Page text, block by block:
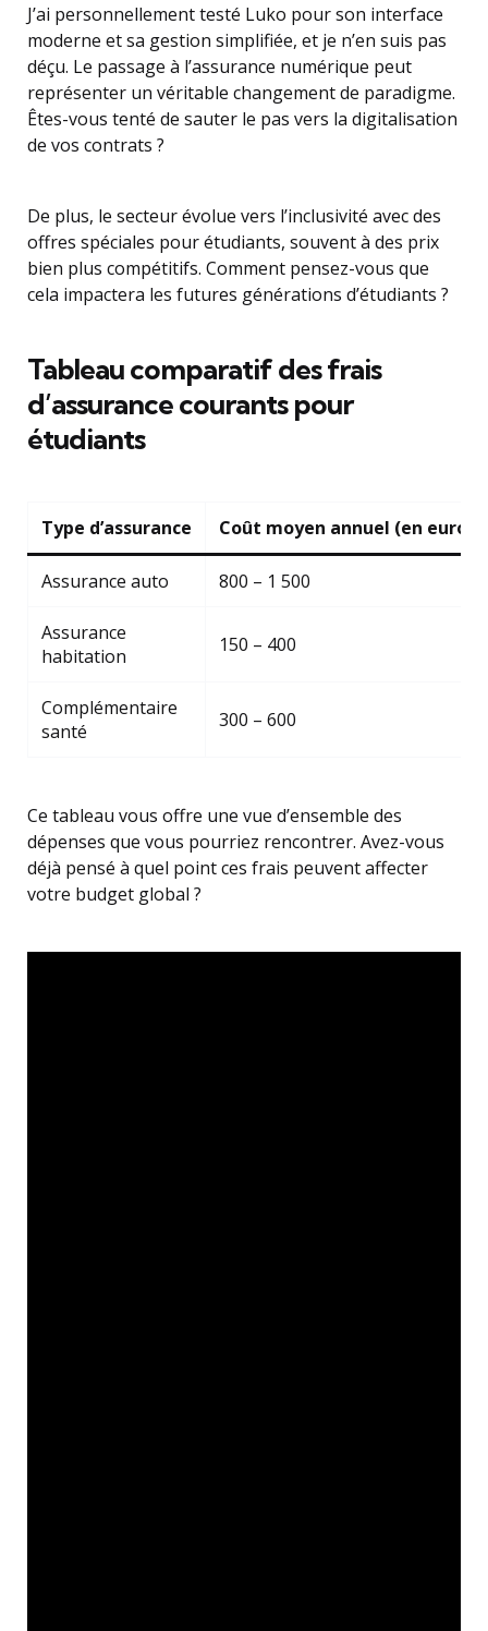
J’ai personnellement testé Luko pour son interface
moderne et sa gestion simplifiée, et je n’en suis pas
déçu. Le passage à l’assurance numérique peut
représenter un véritable changement de paradigme.
Êtes-vous tenté de sauter le pas vers la digitalisation
de vos contrats ?
De plus, le secteur évolue vers l’inclusivité avec des
offres spéciales pour étudiants, souvent à des prix
bien plus compétitifs. Comment pensez-vous que
cela impactera les futures générations d’étudiants ?
Tableau comparatif des frais
d’assurance courants pour
étudiants
Type d’assurance Coût moyen annuel (en euros)
Assurance auto 800 – 1 500
Assurance
habitation
150 – 400
Complémentaire
santé
300 – 600
Ce tableau vous offre une vue d’ensemble des
dépenses que vous pourriez rencontrer. Avez-vous
déjà pensé à quel point ces frais peuvent affecter
votre budget global ?